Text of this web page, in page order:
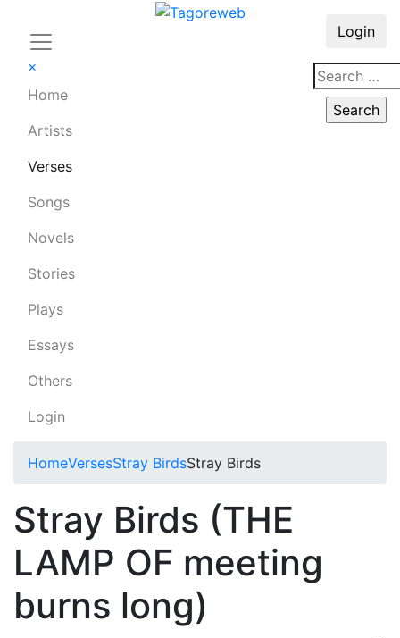
×
Home
Artists
Verses
Songs
Novels
Stories
Plays
Essays
Others
Login
Login
HomeVersesStray BirdsStray Birds
Stray Birds (THE
LAMP OF meeting
burns long)